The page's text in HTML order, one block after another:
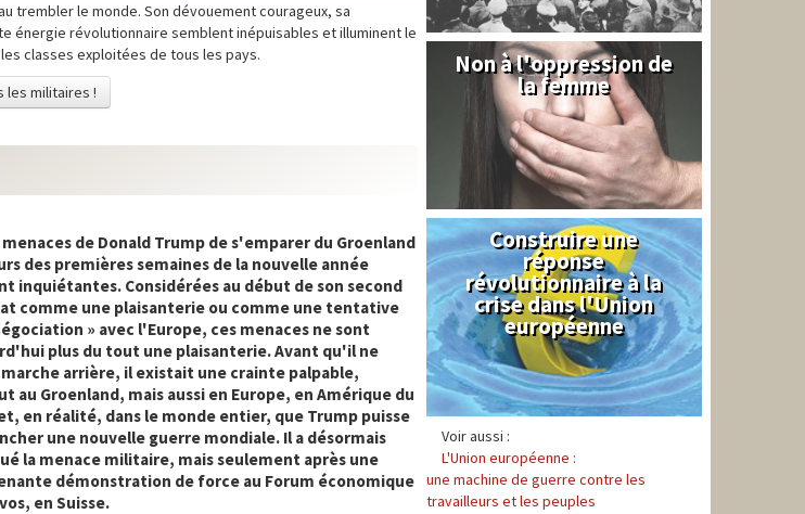
trembler le monde. Son dévouement courageux, sa
énergie révolutionnaire semblent inépuisables et illuminent le
classes exploitées de tous les pays.
les militaires !
menaces de Donald Trump de s'emparer du Groenland
des premières semaines de la nouvelle année
inquiétantes. Considérées au début de son second
comme une plaisanterie ou comme une tentative
» avec l'Europe, ces menaces ne sont
plus du tout une plaisanterie. Avant qu'il ne
arrière, il existait une crainte palpable,
au Groenland, mais aussi en Europe, en Amérique du
en réalité, dans le monde entier, que Trump puisse
une nouvelle guerre mondiale. Il a désormais
la menace militaire, mais seulement après une
démonstration de force au Forum économique
en Suisse.
Syrie
Non à l'oppression de
la femme
Syndical
Construire une
réponse
révolutionnaire à la
crise dans l'Union
européenne
Voir aussi :
L'Union européenne :
une machine de guerre contre les
travailleurs et les peuples